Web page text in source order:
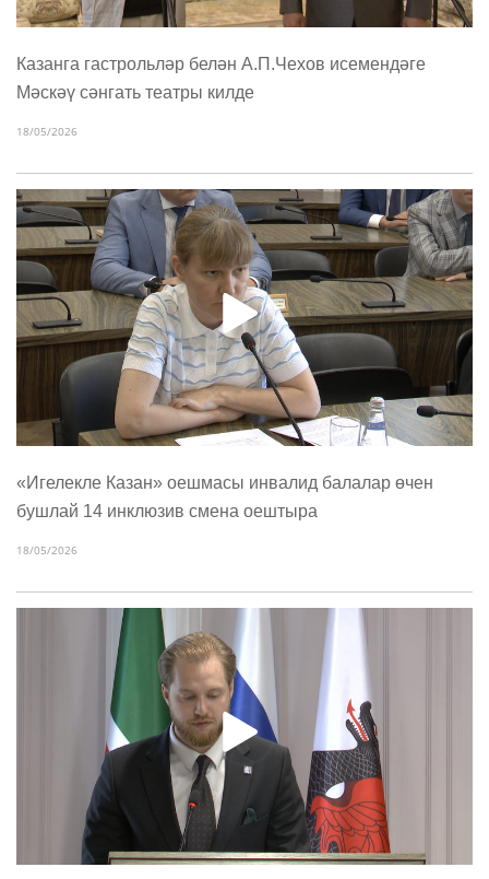
Казанга гастрольләр белән А.П.Чехов исемендәге
Мәскәү сәнгать театры килде
18/05/2026
«Игелекле Казан» оешмасы инвалид балалар өчен
бушлай 14 инклюзив смена оештыра
18/05/2026